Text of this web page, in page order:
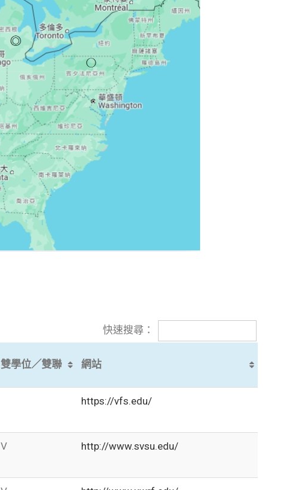
快速搜尋：
雙學位／雙聯 網站
https://vfs.edu/
V http://www.svsu.edu/